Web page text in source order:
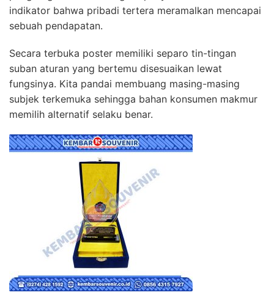
indikator bahwa pribadi tertera meramalkan mencapai
sebuah pendapatan.
Secara terbuka poster memiliki separo tin-tingan
suban aturan yang bertemu disesuaikan lewat
fungsinya. Kita pandai membuang masing-masing
subjek terkemuka sehingga bahan konsumen makmur
memilih alternatif selaku benar.